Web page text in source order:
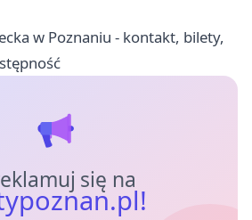
w Poznaniu - kontakt, bilety,
się na